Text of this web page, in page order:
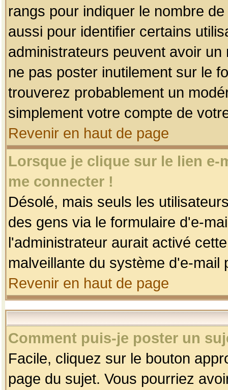
rangs pour indiquer le nombre
aussi pour identifier certains
administrateurs peuvent avoir
ne pas poster inutilement sur le
trouverez probablement un
simplement votre compte de
Revenir en haut de page
Lorsque je clique sur le lien
me connecter !
Désolé, mais seuls les
des gens via le formulaire d'e-
l'administrateur aurait activé
malveillante du système d'e-
Revenir en haut de page
Comment puis-je poster un
Facile, cliquez sur le bouton
page du sujet. Vous pourriez